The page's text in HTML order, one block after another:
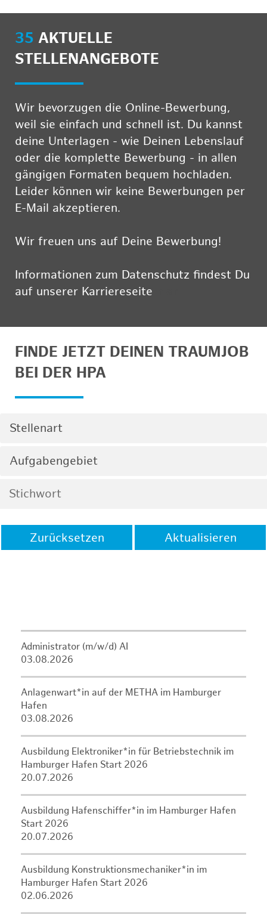
35 AKTUELLE
STELLENANGEBOTE
Wir bevorzugen die Online-Bewerbung,
weil sie einfach und schnell ist. Du kannst
deine Unterlagen - wie Deinen Lebenslauf
oder die komplette Bewerbung - in allen
gängigen Formaten bequem hochladen.
Leider können wir keine Bewerbungen per
E-Mail akzeptieren.
Wir freuen uns auf Deine Bewerbung!
Informationen zum Datenschutz findest Du
auf unserer Karriereseite
FINDE JETZT DEINEN TRAUMJOB
BEI DER HPA
Stellenart
Aufgabengebiet
Zurücksetzen Aktualisieren
Administrator (m/w/d) AI
03.08.2026
Anlagenwart*in auf der METHA im Hamburger
Hafen
03.08.2026
Ausbildung Elektroniker*in für Betriebstechnik im
Hamburger Hafen Start 2026
20.07.2026
Ausbildung Hafenschiffer*in im Hamburger Hafen
Start 2026
20.07.2026
Ausbildung Konstruktionsmechaniker*in im
Hamburger Hafen Start 2026
02.06.2026